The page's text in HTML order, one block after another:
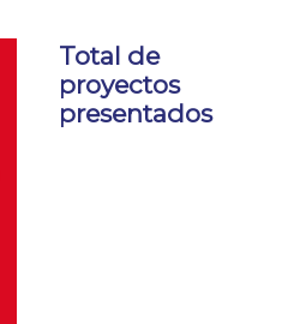
Total de
proyectos
presentados